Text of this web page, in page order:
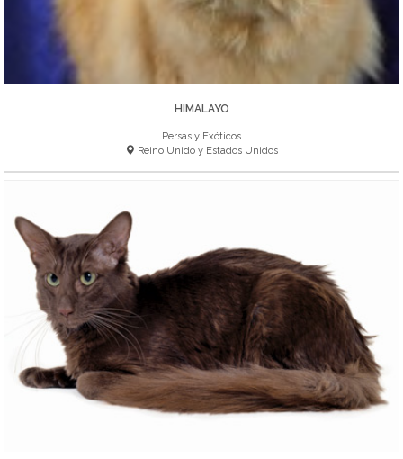
HIMALAYO
Persas y Exóticos
Reino Unido y Estados Unidos